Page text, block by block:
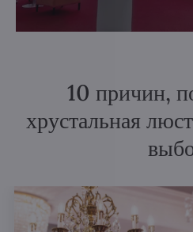
10 причин,
хрустальная